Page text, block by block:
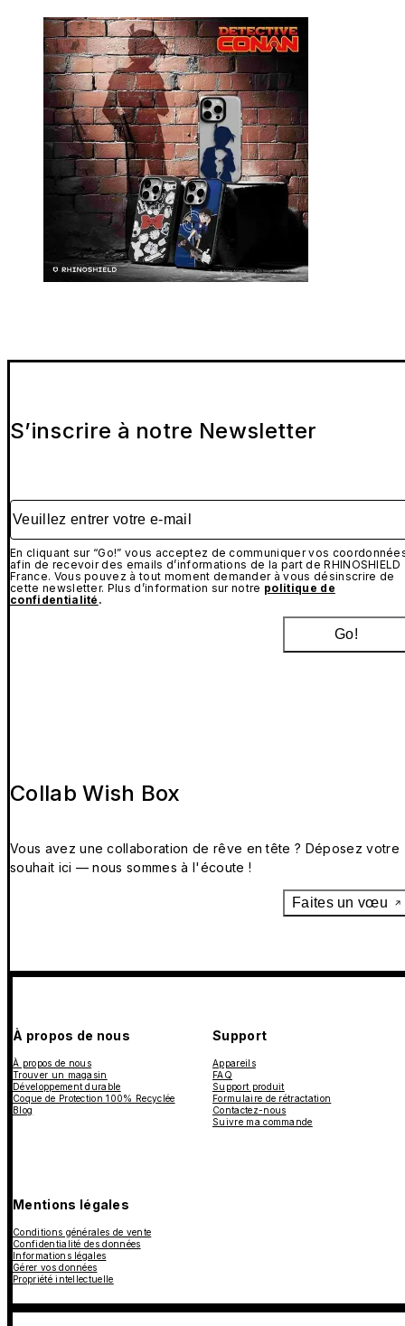
S’inscrire à notre Newsletter
Veuillez entrer votre e-mail
En cliquant sur “Go!” vous acceptez de communiquer vos
afin de recevoir des emails d’informations de la part de RHINOSHIELD
France. Vous pouvez à tout moment demander à vous désinscrire de
cette newsletter. Plus d’information sur notre politique de
confidentialité .
Go!
Collab Wish Box
Vous avez une collaboration de rêve en tête ? Déposez votre
souhait ici — nous sommes à l'écoute !
Faites un vœu
À propos de nous
À propos de nous
Trouver un magasin
Développement durable
Coque de Protection 100% Recyclée
Blog
Support
Appareils
FAQ
Support produit
Formulaire de rétractation
Contactez-nous
Suivre ma commande
Mentions légales
Conditions générales de vente
Confidentialité des données
Informations légales
Gérer vos données
Propriété intellectuelle